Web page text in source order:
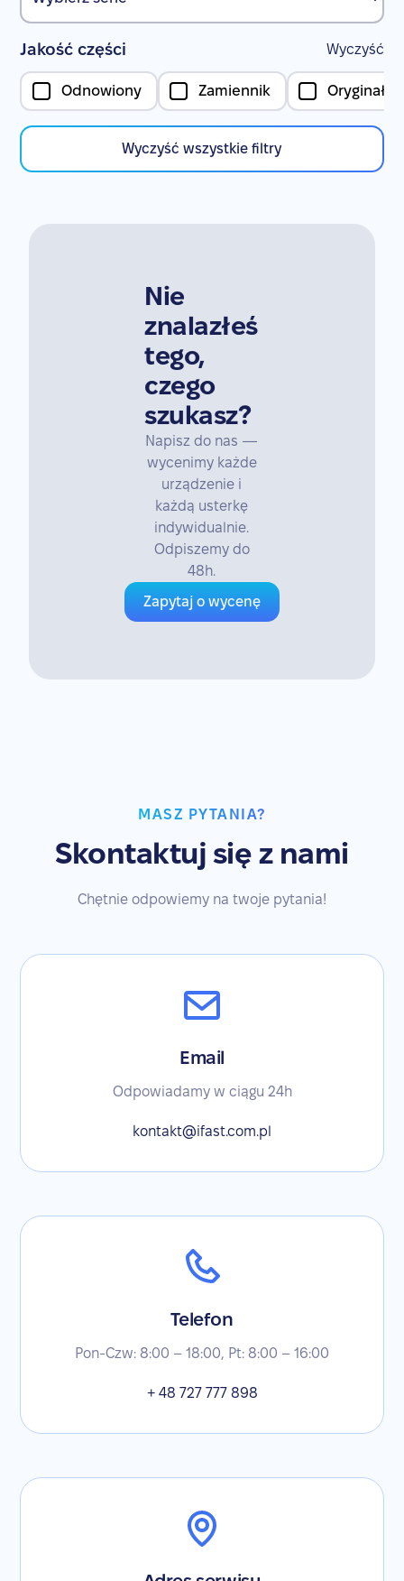
Jakość części Wyczyść
Odnowiony Zamiennik Oryginał
Wyczyść wszystkie filtry
Nie
znalazłeś
tego,
czego
szukasz?
Napisz do nas —
wycenimy każde
urządzenie i
każdą usterkę
indywidualnie.
Odpiszemy do
48h.
Zapytaj o wycenę
MASZ PYTANIA?
Skontaktuj się z nami
Chętnie odpowiemy na twoje pytania!
Email
Odpowiadamy w ciągu 24h
kontakt@ifast.com.pl
Telefon
Pon-Czw: 8:00 – 18:00, Pt: 8:00 – 16:00
+ 48 727 777 898